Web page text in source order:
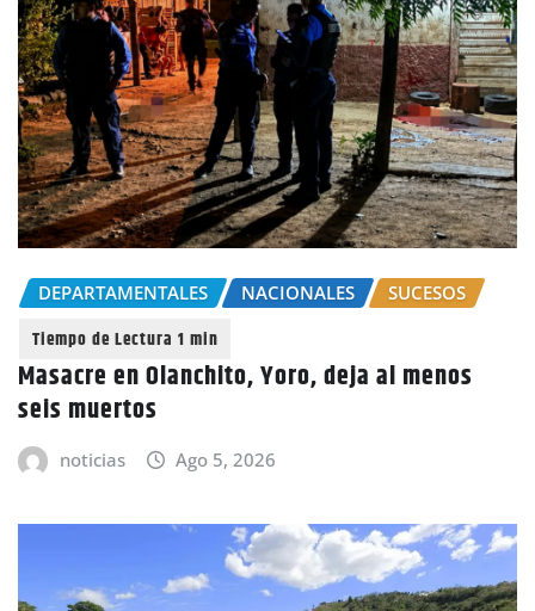
DEPARTAMENTALES NACIONALES SUCESOS
Masacre en Olanchito, Yoro, deja al menos
seis muertos
noticias Ago 5, 2026